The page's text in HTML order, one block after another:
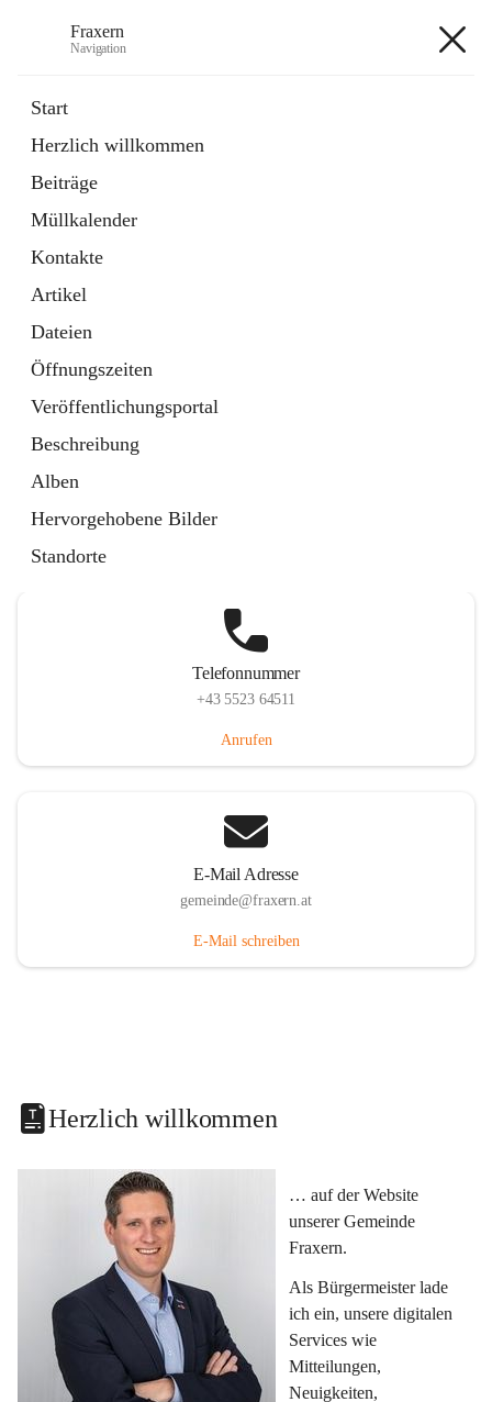
Fraxern
Navigation
Start
Herzlich willkommen
Beiträge
Müllkalender
Kontakte
Artikel
Dateien
Öffnungszeiten
Veröffentlichungsportal
Beschreibung
Alben
Hervorgehobene Bilder
Standorte
Ordner
in
Tab
Formulare
Artikel
öffnet
in
neuem
Tab
Telefonnummer
+43 5523 64511
Anrufen
E-Mail Adresse
gemeinde@fraxern.at
E-Mail schreiben
Herzlich willkommen
… auf der Website
unserer Gemeinde
Fraxern.
Als Bürgermeister lade
ich ein, unsere digitalen
Services wie
Mitteilungen,
Neuigkeiten,